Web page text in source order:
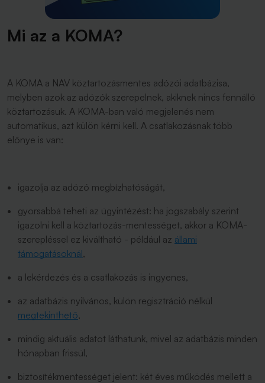
Mi az a KOMA?
A KOMA a NAV köztartozásmentes adózói adatbázisa,
melyben azok az adózók szerepelnek, akiknek nincs fennálló
köztartozásuk. A KOMA-ban való megjelenés nem
automatikus, azt külön kérni kell. A csatlakozásnak több
előnye is van:
igazolja az adózó megbízhatóságát,
gyorsabbá teheti az ügyintézést: ha jogszabály szerint
igazolni kell a köztartozás-mentességet, akkor a KOMA-
szerepléssel ez kiváltható - például az állami
támogatásoknál,
a lekérdezés és a csatlakozás is ingyenes,
az adatbázis nyilvános, külön regisztráció nélkül
megtekinthető,
mindig aktuális adatot láthatunk, mivel az adatbázis minden
hónapban frissül,
biztosítékmentességet jelent: két éves működés mellett a